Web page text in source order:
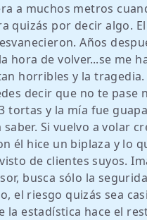
a muchos metros
por decir algo.
Años
hora de volver...se me
horribles y la
decir que no te pase
tortas y la mía fue
Si vuelvo a volar
él hice un biplaza y lo
de clientes suyos.
busca sólo la
el riesgo quizás sea
la estadística hace el